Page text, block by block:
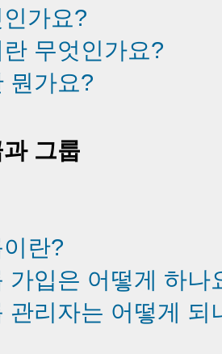
가요?
무엇인가요?
뭔가요?
그룹
란?
가입은 어떻게 하나
관리자는 어떻게 되